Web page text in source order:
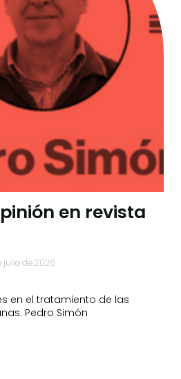
en revista
julio de 2026
en el tratamiento de las
Pedro Simón